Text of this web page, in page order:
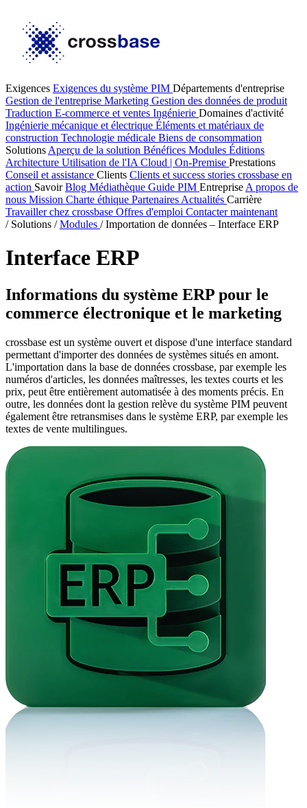
Exigences Exigences du système PIM Départements d'entreprise
Gestion de l'entreprise Marketing Gestion des données de produit
Traduction E-commerce et ventes Ingénierie Domaines d'activité
Ingénierie mécanique et électrique Éléments et matériaux de
construction Technologie médicale Biens de consommation
Solutions Aperçu de la solution Bénéfices Modules Éditions
Architecture Utilisation de l'IA Cloud | On-Premise Prestations
Conseil et assistance Clients Clients et success stories crossbase en
action SavoirBlog Médiathèque Guide PIM Entreprise A propos de
nous Mission Charte éthique Partenaires Actualités Carrière
Travailler chez crossbase Offres d'emploi Contacter maintenant
/ Solutions / Modules / Importation de données – Interface ERP
Interface ERP
Informations du système ERP pour le
commerce électronique et le marketing
crossbase est un système ouvert et dispose d'une interface standard
permettant d'importer des données de systèmes situés en amont.
L'importation dans la base de données crossbase, par exemple les
numéros d'articles, les données maîtresses, les textes courts et les
prix, peut être entièrement automatisée à des moments précis. En
outre, les données dont la gestion relève du système PIM peuvent
également être retransmises dans le système ERP, par exemple les
textes de vente multilingues.